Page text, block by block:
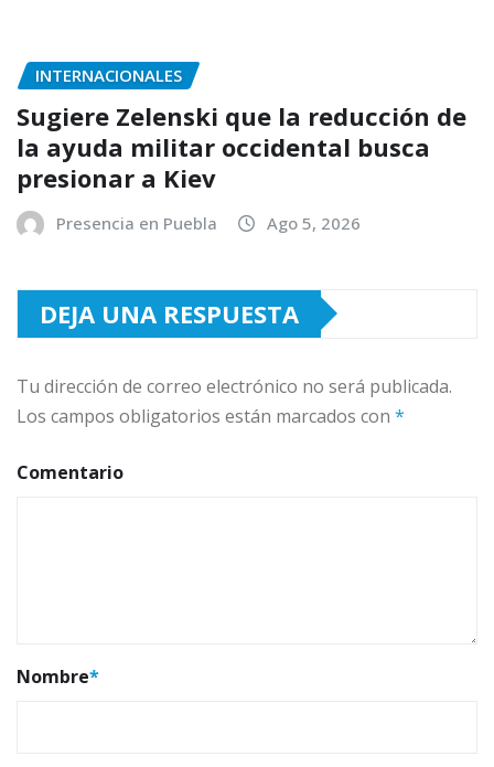
INTERNACIONALES
Sugiere Zelenski que la reducción de
la ayuda militar occidental busca
presionar a Kiev
Presencia en Puebla Ago 5, 2026
DEJA UNA RESPUESTA
Tu dirección de correo electrónico no será publicada.
Los campos obligatorios están marcados con *
Comentario
Nombre*